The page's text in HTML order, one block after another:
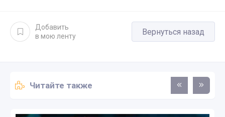
Добавить
в мою ленту
Вернуться назад
Читайте также